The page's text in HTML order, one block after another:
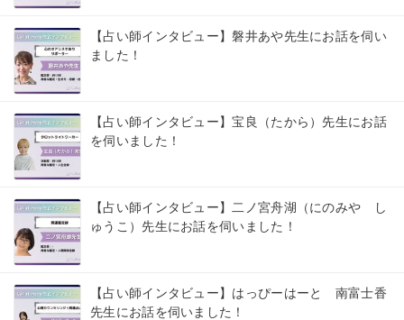
【占い師インタビュー】磐井あや先生にお話を伺い
ました！
【占い師インタビュー】宝良（たから）先生にお話
を伺いました！
【占い師インタビュー】二ノ宮舟湖（にのみや し
ゅうこ）先生にお話を伺いました！
【占い師インタビュー】はっぴーはーと 南富士香
先生にお話を伺いました！